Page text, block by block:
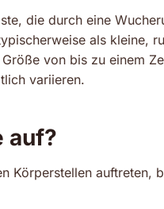
die durch eine
als kleine,
von bis zu einem
variieren.
auf?
Körperstellen auftreten,